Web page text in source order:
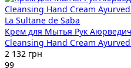
La Sultane de Saba
Крем для Мытья Рук
Cleansing Hand Cream
2 132 грн
99